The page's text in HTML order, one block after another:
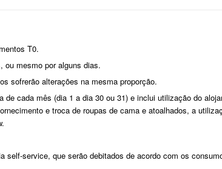
T0.
ou mesmo por alguns dias.
sofrerão alterações na mesma proporção.
cada mês (dia 1 a dia 30 ou 31) e inclui utilização do
e troca de roupas de cama e atoalhados, a
service, que serão debitados de acordo com os